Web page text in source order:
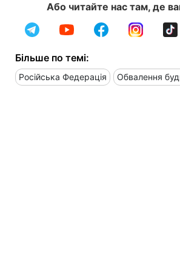
Або читайте нас там, де
Більше по темі:
Російська Федерація Обвалення